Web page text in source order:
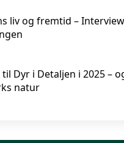
liv og fremtid –
Dyr i Detaljen i 2025 –
natur